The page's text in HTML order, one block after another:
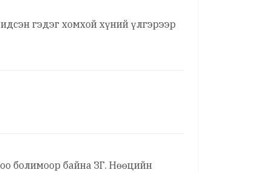
гэдэг хомхой хүний үлгэрээр
болимоор байна ЗГ. Нөөцийн